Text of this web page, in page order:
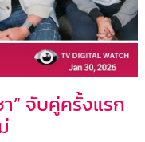
” จับคู่ครั้งแรก